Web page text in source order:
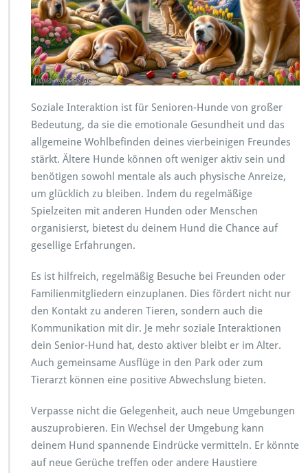
Soziale Interaktion ist für Senioren-Hunde von großer
Bedeutung, da sie die emotionale Gesundheit und das
allgemeine Wohlbefinden deines vierbeinigen Freundes
stärkt. Ältere Hunde können oft weniger aktiv sein und
benötigen sowohl mentale als auch physische Anreize,
um glücklich zu bleiben. Indem du regelmäßige
Spielzeiten mit anderen Hunden oder Menschen
organisierst, bietest du deinem Hund die Chance auf
gesellige Erfahrungen.
Es ist hilfreich, regelmäßig Besuche bei Freunden oder
Familienmitgliedern einzuplanen. Dies fördert nicht nur
den Kontakt zu anderen Tieren, sondern auch die
Kommunikation mit dir. Je mehr soziale Interaktionen
dein Senior-Hund hat, desto aktiver bleibt er im Alter.
Auch gemeinsame Ausflüge in den Park oder zum
Tierarzt können eine positive Abwechslung bieten.
Verpasse nicht die Gelegenheit, auch neue Umgebungen
auszuprobieren. Ein Wechsel der Umgebung kann
deinem Hund spannende Eindrücke vermitteln. Er könnte
auf neue Gerüche treffen oder andere Haustiere